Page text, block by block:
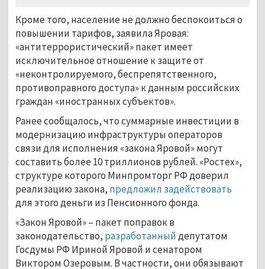
Кроме того, население не должно беспокоиться о
повышении тарифов, заявила Яровая:
«антитеррористический» пакет имеет
исключительное отношение к защите от
«неконтролируемого, беспрепятственного,
противоправного доступа» к данным российских
граждан «иностранных субъектов».
Ранее сообщалось, что суммарные инвестиции в
модернизацию инфраструктуры операторов
связи для исполнения «закона Яровой» могут
составить более 10 триллионов рублей. «Ростех»,
структуре которого Минпромторг РФ доверил
реализацию закона, предложил задействовать
для этого деньги из Пенсионного фонда.
«Закон Яровой» – пакет поправок в
законодательство, разработанныйдепутатом
Госдумы РФ Ириной Яровой и сенатором
Виктором Озеровым. В частности, они обязывают